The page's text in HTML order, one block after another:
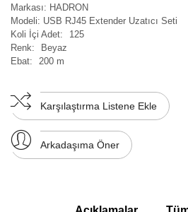
Markası: HADRON
Modeli: USB RJ45 Extender Uzatıcı Seti
Koli İçi Adet:
125
Renk:
Beyaz
Ebat:
200 m
Karşılaştırma Listene Ekle
Arkadaşıma Öner